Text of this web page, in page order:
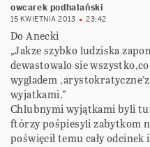
owcarek podhalański
15 KWIETNIA 2013 23:42
Do Anecki
„Jakze szybko ludziska
dewastowalo sie
wygladem
wyjatkami.”
Chlubnymi wyjątkami byli
ftórzy pośpiesyli zabytkom
poświęcił temu cały odcinek